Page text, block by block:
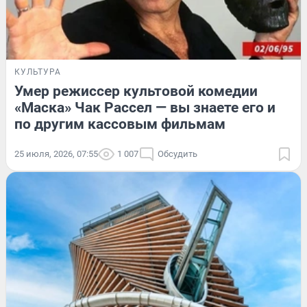
КУЛЬТУРА
Умер режиссер культовой комедии
«Маска» Чак Рассел — вы знаете его и
по другим кассовым фильмам
25 июля, 2026, 07:55 1 007 Обсудить